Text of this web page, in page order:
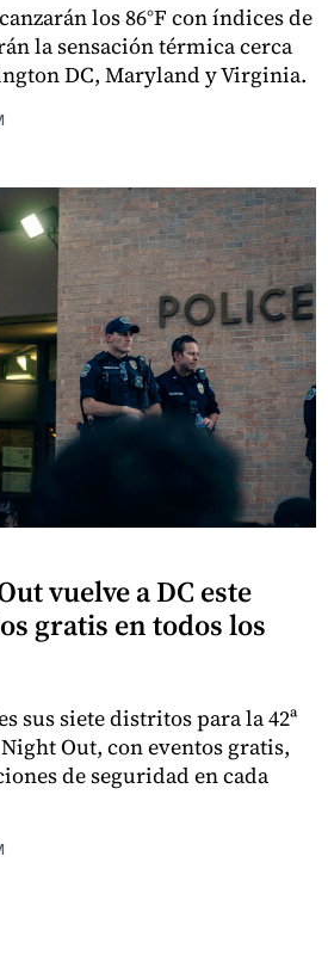
los 86°F con índices de
la sensación térmica cerca
DC, Maryland y Virginia.
vuelve a DC este
gratis en todos los
sus siete distritos para la 42ª
Out, con eventos gratis,
de seguridad en cada